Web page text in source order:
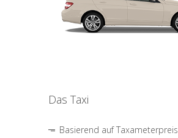
Das Taxi
Basierend auf Taxameterpreis